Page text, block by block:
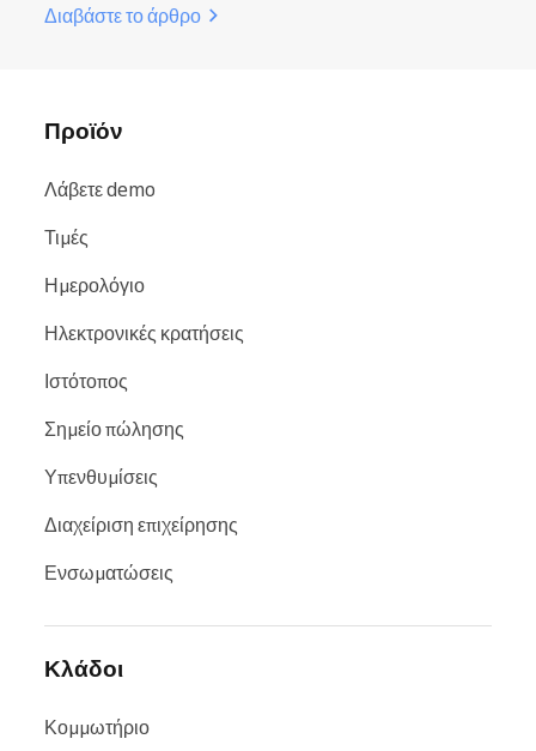
Διαβάστε το άρθρο
Προϊόν
Λάβετε demo
Τιμές
Ημερολόγιο
Ηλεκτρονικές κρατήσεις
Ιστότοπος
Σημείο πώλησης
Υπενθυμίσεις
Διαχείριση επιχείρησης
Ενσωματώσεις
Κλάδοι
Κομμωτήριο